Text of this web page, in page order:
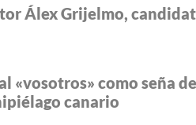
Álex Grijelmo,
«vosotros» como seña de
canario